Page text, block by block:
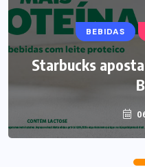
BEBIDAS
Starbucks